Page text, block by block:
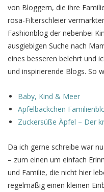
von Bloggern, die ihre
rosa-Filterschleier
Fashionblog der nebenbei
ausgiebigen Suche nach
eines besseren belehrt und
und inspirierende Blogs. So
Baby, Kind & Meer
Apfelbäckchen
Zuckersüße Äpfel – Der
Da ich gerne schreibe war
– zum einen um einfach
und Familie, die nicht hier
regelmäßig einen kleinen